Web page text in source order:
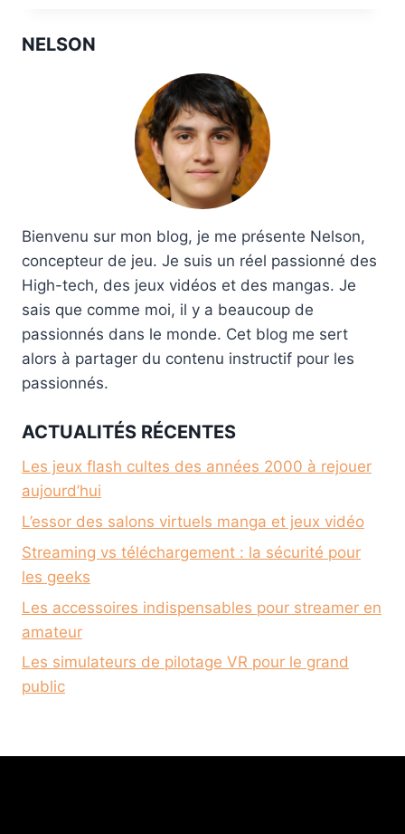
NELSON
Bienvenu sur mon blog, je me présente Nelson,
concepteur de jeu. Je suis un réel passionné des
High-tech, des jeux vidéos et des mangas. Je
sais que comme moi, il y a beaucoup de
passionnés dans le monde. Cet blog me sert
alors à partager du contenu instructif pour les
passionnés.
ACTUALITÉS RÉCENTES
Les jeux flash cultes des années 2000 à rejouer
aujourd’hui
L’essor des salons virtuels manga et jeux vidéo
Streaming vs téléchargement : la sécurité pour
les geeks
Les accessoires indispensables pour streamer en
amateur
Les simulateurs de pilotage VR pour le grand
public